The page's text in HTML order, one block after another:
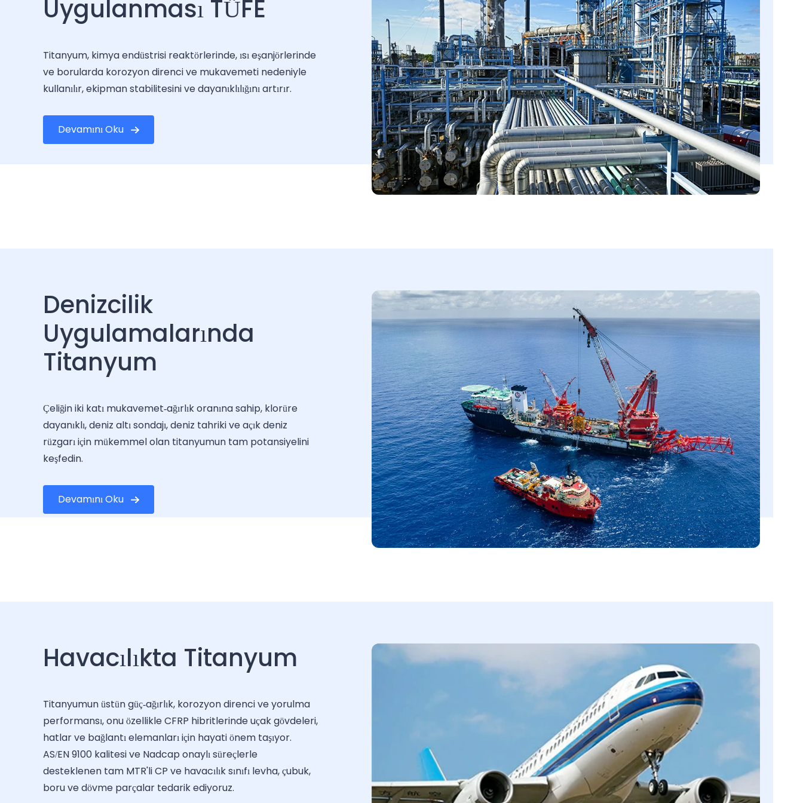
Uygulanması TÜFE
Titanyum, kimya endüstrisi reaktörlerinde, ısı eşanjörlerinde
ve borularda korozyon direnci ve mukavemeti nedeniyle
kullanılır, ekipman stabilitesini ve dayanıklılığını artırır.
Devamını Oku
Denizcilik
Uygulamalarında
Titanyum
Çeliğin iki katı mukavemet-ağırlık oranına sahip, klorüre
dayanıklı, deniz altı sondajı, deniz tahriki ve açık deniz
rüzgarı için mükemmel olan titanyumun tam potansiyelini
keşfedin.
Devamını Oku
Havacılıkta Titanyum
Titanyumun üstün güç-ağırlık, korozyon direnci ve yorulma
performansı, onu özellikle CFRP hibritlerinde uçak gövdeleri,
hatlar ve bağlantı elemanları için hayati önem taşıyor.
AS/EN 9100 kalitesi ve Nadcap onaylı süreçlerle
desteklenen tam MTR'li CP ve havacılık sınıfı levha, çubuk,
boru ve dövme parçalar tedarik ediyoruz.